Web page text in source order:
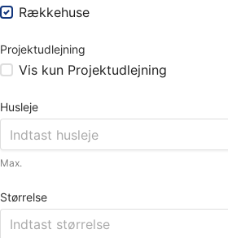
Rækkehuse
Projektudlejning
Vis kun Projektudlejning
Husleje
Max.
Størrelse